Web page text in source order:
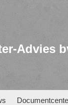
Advies